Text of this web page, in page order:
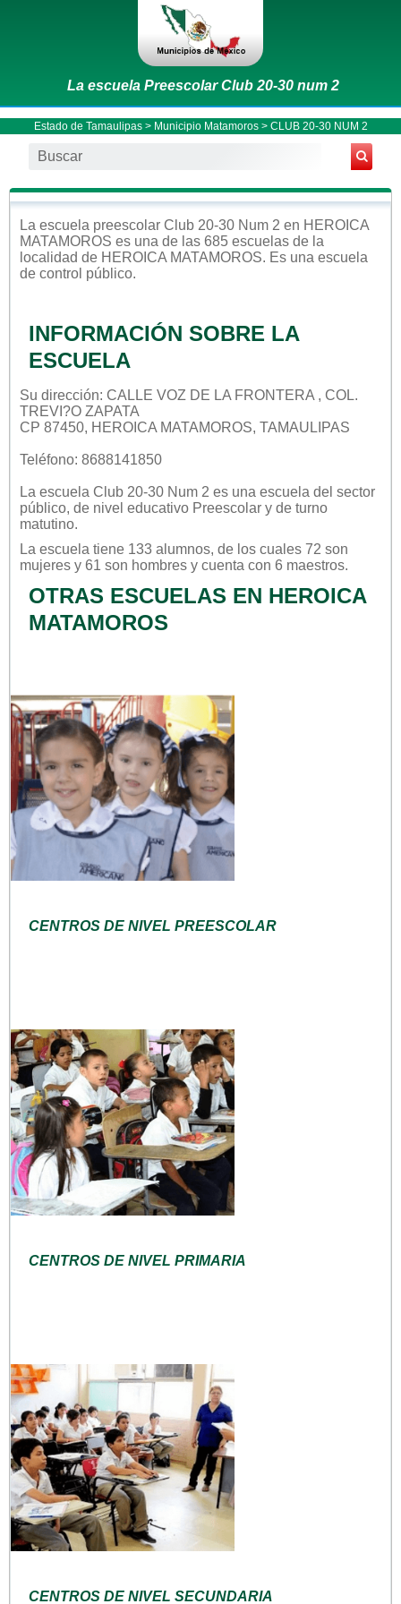
La escuela Preescolar Club 20-30 num 2
Estado de Tamaulipas> Municipio Matamoros> CLUB 20-30 NUM 2
La escuela preescolar Club 20-30 Num 2 en HEROICA
MATAMOROS es una de las 685 escuelas de la
localidad de HEROICA MATAMOROS. Es una escuela
de control público.
INFORMACIÓN SOBRE LA
ESCUELA
Su dirección: CALLE VOZ DE LA FRONTERA , COL.
TREVI?O ZAPATA
CP 87450, HEROICA MATAMOROS, TAMAULIPAS
Teléfono: 8688141850
La escuela Club 20-30 Num 2 es una escuela del sector
público, de nivel educativo Preescolar y de turno
matutino.
La escuela tiene 133 alumnos, de los cuales 72 son
mujeres y 61 son hombres y cuenta con 6 maestros.
OTRAS ESCUELAS EN HEROICA
MATAMOROS
CENTROS DE NIVEL PREESCOLAR
CENTROS DE NIVEL PRIMARIA
CENTROS DE NIVEL SECUNDARIA